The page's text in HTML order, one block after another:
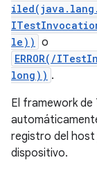
le)) o
ERROR(/
long)) .
El framework de
registro del host
dispositivo.